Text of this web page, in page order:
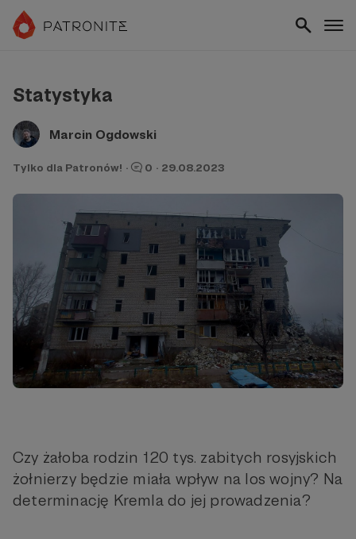
Statystyka
Marcin Ogdowski
Tylko dla Patronów! · 0 · 29.08.2023
Czy żałoba rodzin 120 tys. zabitych rosyjskich
żołnierzy będzie miała wpływ na los wojny? Na
determinację Kremla do jej prowadzenia?